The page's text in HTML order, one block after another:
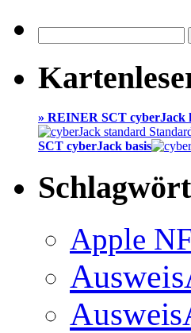
nach:
» REINER SCT cyberJack
SCT cyberJack basis
Apple